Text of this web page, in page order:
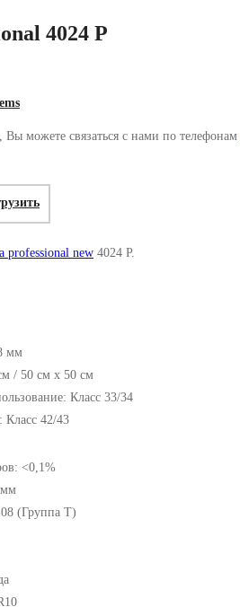
4024 P
можете связаться с нами по телефонам
professional new 4024 P.
мм
/ 50 см x 50 см
Класс 33/34
Класс 42/43
<0,1%
мм
(Группа Т)